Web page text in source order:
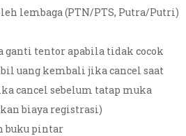
lembaga (PTN/PTS, Putra/Putri)
tentor apabila tidak cocok
uang kembali jika cancel saat
cancel sebelum tatap muka
biaya registrasi)
buku pintar